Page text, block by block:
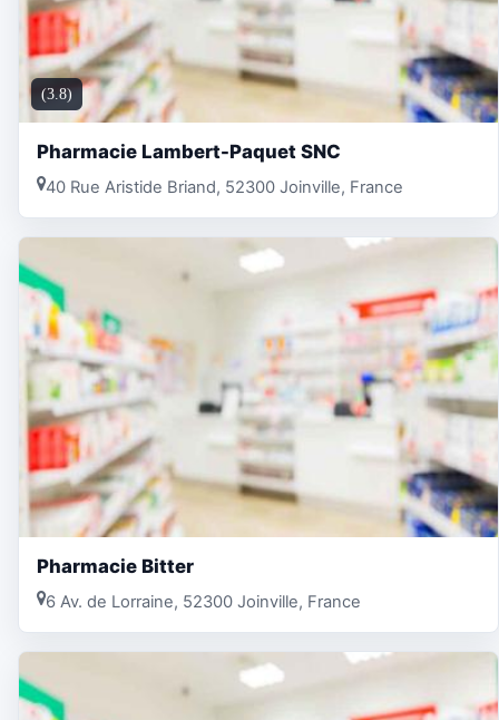
(3.8)
Pharmacie Lambert-Paquet SNC
40 Rue Aristide Briand, 52300 Joinville, France
Pharmacie Bitter
6 Av. de Lorraine, 52300 Joinville, France